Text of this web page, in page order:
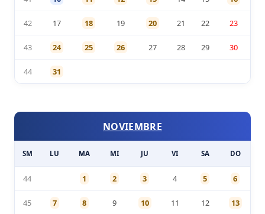
42 17 18 19 20 21 22 23
43 24 25 26 27 28 29 30
44 31
NOVIEMBRE
SM LU MA MI JU VI SA DO
44 1 2 3 4 5 6
45 7 8 9 10 11 12 13